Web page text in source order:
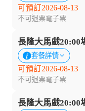
可預訂2026-08-13
不可退票電子票
長隆大馬戲20:00
套餐詳情
可預訂2026-08-13
不可退票電子票
長隆大馬戲20:00